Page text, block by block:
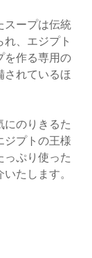
スープは伝統
、エジプト
を作る専用の
されているほ
にのりきるた
ジプトの王様
っぷり使った
たします。